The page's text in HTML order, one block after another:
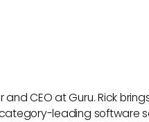
rapports. Ils peuvent à
de
and CEO at Guru. Rick
leading software